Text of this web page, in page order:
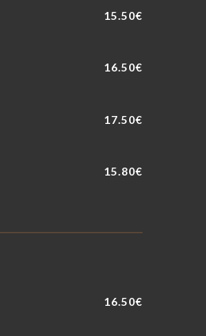
15.50€
16.50€
17.50€
15.80€
16.50€